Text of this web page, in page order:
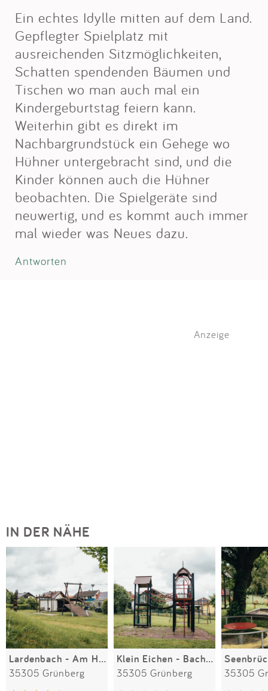
Ein echtes Idylle mitten auf dem Land.
Gepflegter Spielplatz mit
ausreichenden Sitzmöglichkeiten,
Schatten spendenden Bäumen und
Tischen wo man auch mal ein
Kindergeburtstag feiern kann.
Weiterhin gibt es direkt im
Nachbargrundstück ein Gehege wo
Hühner untergebracht sind, und die
Kinder können auch die Hühner
beobachten. Die Spielgeräte sind
neuwertig, und es kommt auch immer
mal wieder was Neues dazu.
Antworten
Anzeige
IN DER NÄHE
Lardenbach - Am Helgenstock
35305 Grünberg
Klein Eichen - Bachwiesenweg
35305 Grünberg 35305